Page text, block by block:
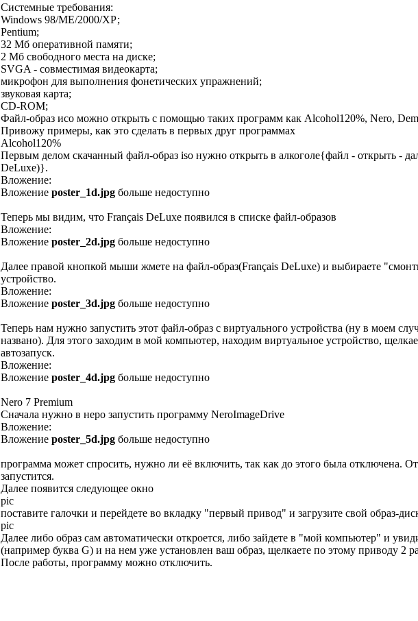
Системные требования:
Windows 98/ME/2000/XР;
Pentium;
32 Мб оперативной памяти;
2 Мб свободного места на диске;
SVGA - совместимая видеокарта;
микрофон для выполнения фонетических упражнений;
звуковая карта;
CD-ROM;
Файл-образ исо можно открыть с помощью таких программ как Alcohol120%, Nero,
Привожу примеры, как это сделать в первых друг программах
Alcohol120%
Первым делом скачанный файл-образ iso нужно открыть в алкоголе{файл - открыть -
DeLuxe)}.
Вложение:
Вложение poster_1d.jpg больше недоступно
Теперь мы видим, что Français DeLuxe появился в списке файл-образов
Вложение:
Вложение poster_2d.jpg больше недоступно
Далее правой кнопкой мыши жмете на файл-образ(Français DeLuxe) и выбираете
устройство.
Вложение:
Вложение poster_3d.jpg больше недоступно
Теперь нам нужно запустить этот файл-образ с виртуального устройства (ну в моем
названо). Для этого заходим в мой компьютер, находим виртуальное устройство,
автозапуск.
Вложение:
Вложение poster_4d.jpg больше недоступно
Nero 7 Premium
Сначала нужно в неро запустить программу NeroImageDrive
Вложение:
Вложение poster_5d.jpg больше недоступно
программа может спросить, нужно ли её включить, так как до этого была отключена.
запустится.
Далее появится следующее окно
pic
поставите галочки и перейдете во вкладку "первый привод" и загрузите свой образ-
pic
Далее либо образ сам автоматически откроется, либо зайдете в "мой компьютер" и
(например буква G) и на нем уже установлен ваш образ, щелкаете по этому приводу 2
После работы, программу можно отключить.